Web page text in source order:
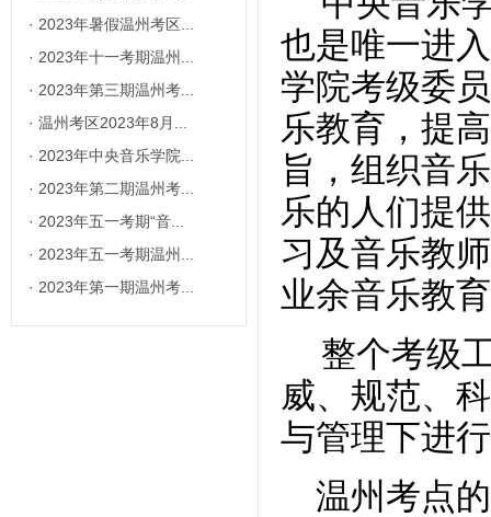
· 2023年暑假温州考区...
· 2023年十一考期温州...
· 2023年第三期温州考...
· 温州考区2023年8月...
· 2023年中央音乐学院...
· 2023年第二期温州考...
· 2023年五一考期“音...
· 2023年五一考期温州...
· 2023年第一期温州考...
也是唯一进
学院考级委
乐教育，提
旨，组织音
乐的人们提
习及音乐教
业余音乐教
整个考级
威、规范、
与管理下进
温州考点